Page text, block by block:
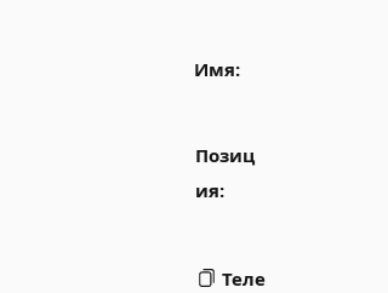
Имя:
Позиц
ия:
Теле